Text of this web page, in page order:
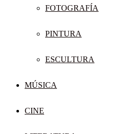
FOTOGRAFÍA
PINTURA
ESCULTURA
MÚSICA
CINE